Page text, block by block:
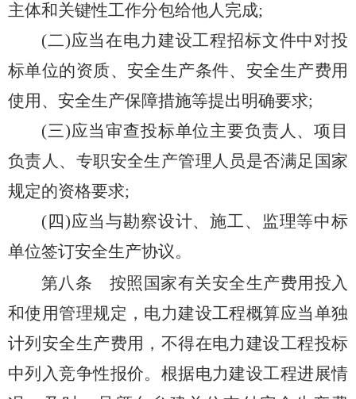
主体和关键性工作分包给他人完成;
(二)应当在电力建设工程招标文件中对投
标单位的资质、安全生产条件、安全生产费用
使用、安全生产保障措施等提出明确要求;
(三)应当审查投标单位主要负责人、项目
负责人、专职安全生产管理人员是否满足国家
规定的资格要求;
(四)应当与勘察设计、施工、监理等中标
单位签订安全生产协议。
第八条 按照国家有关安全生产费用投入
和使用管理规定，电力建设工程概算应当单独
计列安全生产费用，不得在电力建设工程投标
中列入竞争性报价。根据电力建设工程进展情